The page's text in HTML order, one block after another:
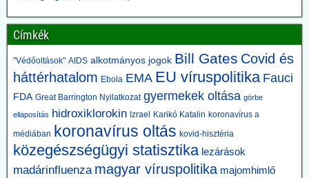
A CDC a legújabb USA kanyaróesetek kapcsán csöndben beismeri,
hogy a génszekvenálás eredményei önmagukban nem tekinthetők
elegendő bizonyítéknak a vírusátvitel mellett, mégha a genomok
nagyon hasonlók is.
Mint tudjuk, az összes korlátozó intézkedés egyedül a PCR-
2026.06.12. unorthodoxy.substack.com: Amikor
megváltoztatták a járványos gyermekbénulás
definícióját, hirtelen eltűnt a betegség. Érdekes,
ez pont egybeesett az oltások bevezetésével.
A történet arról szól, hogy mi történt a definícióval 1955-ben, abban
az évben, amikor Salk vakcináját bevezették. Ezt megelőzően a
Címkék
"Védőoltások" AIDS alkotmányos jogok Bill Gates Covid és
háttérhatalom Ebola EMA EU víruspolitika Fauci
FDA Great Barrington Nyilatkozat gyermekek oltása görbe
ellaposítás hidroxiklorokin Izrael Karikó Katalin koronavírus a
médiában koronavírus oltás kovid-hisztéria
közegészségügyi statisztika lezárások
madárinfluenza magyar víruspolitika majomhimlő